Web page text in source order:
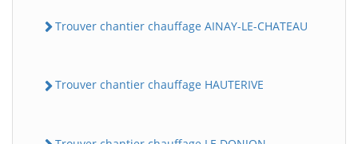
Trouver chantier chauffage AINAY-LE-CHATEAU
Trouver chantier chauffage HAUTERIVE